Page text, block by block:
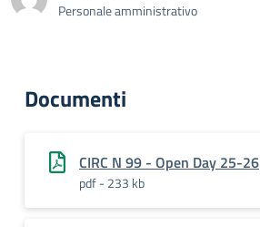
Personale amministrativo
Documenti
CIRC N 99 - Open Day 25-26
pdf - 233 kb